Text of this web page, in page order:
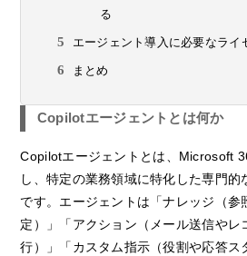
る
エージェント導入に必要なライ
まとめ
Copilotエージェントとは何か
Copilotエージェントとは、Microsoft
し、特定の業務領域に特化した専門的
です。エージェントは「ナレッジ（参
定）」「アクション（メール送信やレ
行）」「カスタム指示（役割や応答ス